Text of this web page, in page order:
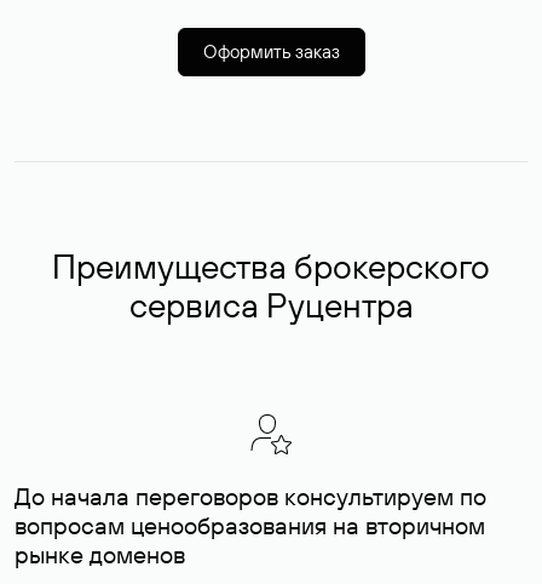
Оформить заказ
Преимущества брокерского
сервиса Руцентра
До начала переговоров консультируем по
вопросам ценообразования на вторичном
рынке доменов